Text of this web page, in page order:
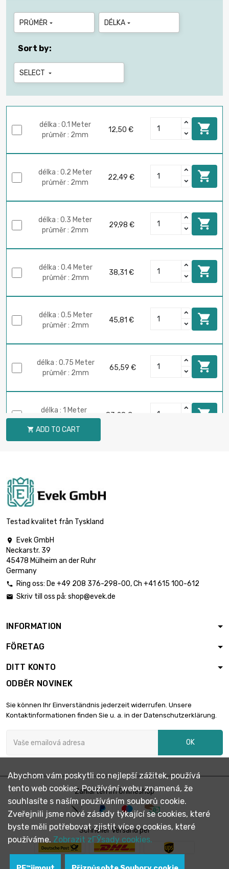
PRŮMĚR  DÉLKA 
Sort by:
SELECT 
délka : 0.1 Meter
průměr : 2mm
12,50 € 
délka : 0.2 Meter
průměr : 2mm
22,49 € 
délka : 0.3 Meter
průměr : 2mm
29,98 € 
délka : 0.4 Meter
průměr : 2mm
38,31 € 
délka : 0.5 Meter
průměr : 2mm
45,81 € 
délka : 0.75 Meter
průměr : 2mm
65,59 € 
délka : 1 Meter
průměr : 2mm
83,28 € 
délka : 0.3 Meter
průměr : 3mm
délka : 0.4 Meter
délka : 0.5 Meter
průměr : 3mm
147,58 €
délka : 1 Meter
délka : 0.1 Meter
průměr : 4mm
49,97 €
délka : 0.2 Meter
průměr : 4mm
89,95 €
 ADD TO CART
Testad kvalitet från Tyskland

Evek GmbH
Neckarstr. 39
45478 Mülheim an der Ruhr
Germany
 Ring oss: De +49 208 376-298-00, Ch +41 615 100-612
 Skriv till oss på: shop@evek.de
INFORMATION
FÖRETAG
DITT KONTO
ODBĚR NOVINEK
Sie können Ihr Einverständnis jederzeit widerrufen. Unsere
Kontaktinformationen finden Sie u. a. in der Datenschutzerklärung.
OK
Zahlarten im Onlineshop
Schneller Versand per
Abychom vám poskytli co nejlepší zážitek, používá
tento web cookies. Používání webu znamená, že
souhlasíte s naším používáním souborů cookie.
Zveřejnili jsme nové zásady týkající se cookies, které
byste měli potřebovat zjistit více o cookies, které
používáme. Zobrazit zГЎsady cookies.